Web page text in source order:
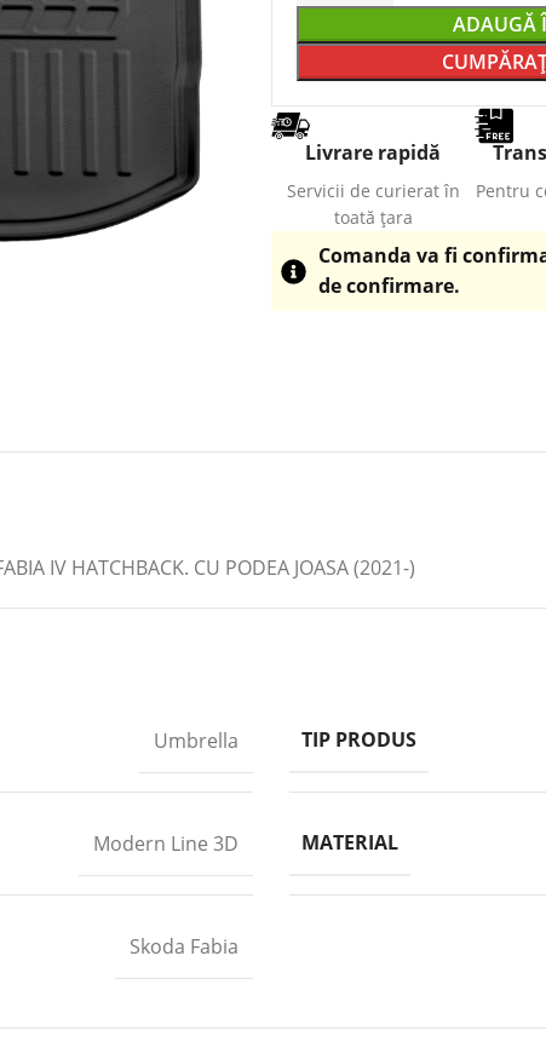
ADAUGĂ
Livrare rapidă
Servicii de curierat în
toată țara
Pentru
Comanda va fi
de confirmare.
IV HATCHBACK. CU PODEA JOASA (2021-)
Umbrella TIP PRODUS
Modern Line 3D MATERIAL
Skoda Fabia